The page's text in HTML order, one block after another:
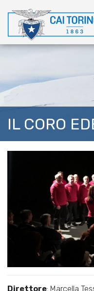
IL CORO
Direttore: Marcella